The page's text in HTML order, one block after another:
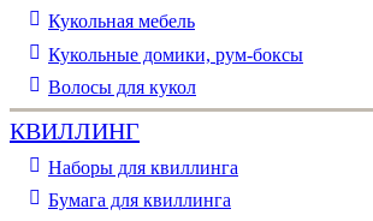
Кукольная мебель
Кукольные домики, рум-боксы
Волосы для кукол
КВИЛЛИНГ
Наборы для квиллинга
Бумага для квиллинга